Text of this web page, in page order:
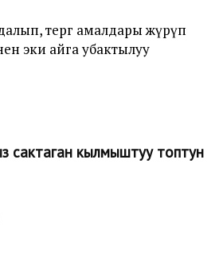
тергөө амалдары жүрүп
эки айга убактылуу
сактаган кылмыштуу топтун